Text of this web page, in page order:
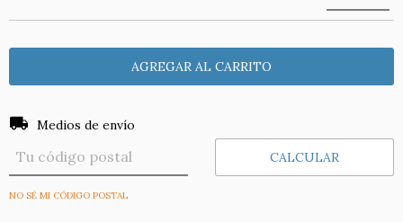
Entregas para el CP:
Medios de envío
CALCULAR
NO SÉ MI CÓDIGO POSTAL